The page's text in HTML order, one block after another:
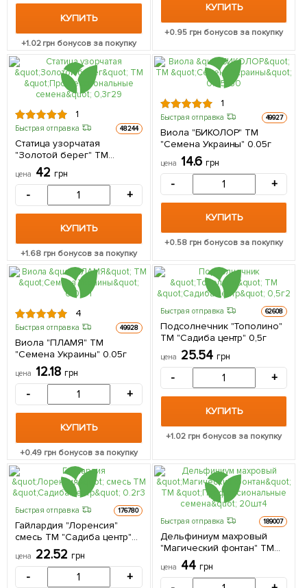
КУПИТЬ
+1.02грн бонусов за покупку
КУПИТЬ
+0.95 грн бонусов за покупку
1
Быстрая отправка 48244
Статица узорчатая
"Золотой берег" ТМ
"Профессиональные
семена" 0,3г
цена 42 грн
- +
КУПИТЬ
+1.68 грн бонусов за покупку
1
Быстрая отправка 49927
Виола "БИКОЛОР" ТМ
"Семена Украины" 0.05г
цена 14.6 грн
- +
КУПИТЬ
+0.58 грн бонусов за покупку
4
Быстрая отправка 49928
Виола "ПЛАМЯ" ТМ
"Семена Украины" 0.05г
цена 12.18 грн
- +
КУПИТЬ
+0.49 грн бонусов за покупку
Быстрая отправка 62608
Подсолнечник "Тополино"
ТМ "Садиба центр" 0,5г
цена 25.54 грн
- +
КУПИТЬ
+1.02 грн бонусов за покупку
Быстрая отправка 176780
Гайлардия "Лоренсия"
смесь ТМ "Садиба центр"
цена 22.52 грн
- +
Быстрая отправка 189007
Дельфиниум махровый
"Магический фонтан" ТМ
"Профессиональные
семена" 20шт
цена 44 грн